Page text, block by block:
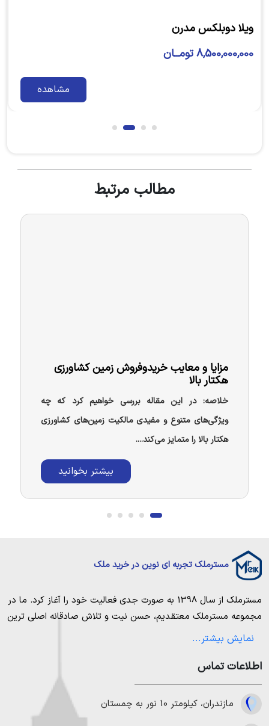
ویلا دوبلکس مدرن
4,800,000,000 تومــان
مشاهده
مطالب مرتبط
مزایا و معایب خریدوفروش زمین کشاورزی
هکتار بالا
خلاصه: در این مقاله بررسی خواهیم کرد که چه
ویژگی‌های متنوع و مفیدی مالکیت زمین‌های کشاورزی
هکتار بالا را متمایز می‌کند....
بیشتر بخوانید
مسترملک تجربه ای نوین در خرید ملک
مسترملک
از سال 1398 به صورت جدی فعالیت خود را آغاز کرد. ما در
مجموعه مسترملک معتقدیم، حسن نیت و تلاش صادقانه اصلی ترین
عامل پیروزی و موفقیت در حوزه املاک بوده و از این رو تمام مساعی
مشتریانمان به ارمغان بیاوریم. مسترملک صرفاً در شهر های مرکزی
مازندران خرید و فروش ملک انجام می‌دهد. برای
خرید ملک در شمال
،خرید زمین در نور ، خرید زمین در چمستان
خرید زمین در نوشهر
خرید زمین در رویان خرید زمین در محمودآبادو همینطورخرید
نمایش بیشتر...
اطلاعات تماس
مازندران، کیلومتر 10 نور به چمستان